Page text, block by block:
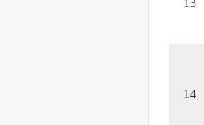
13
14